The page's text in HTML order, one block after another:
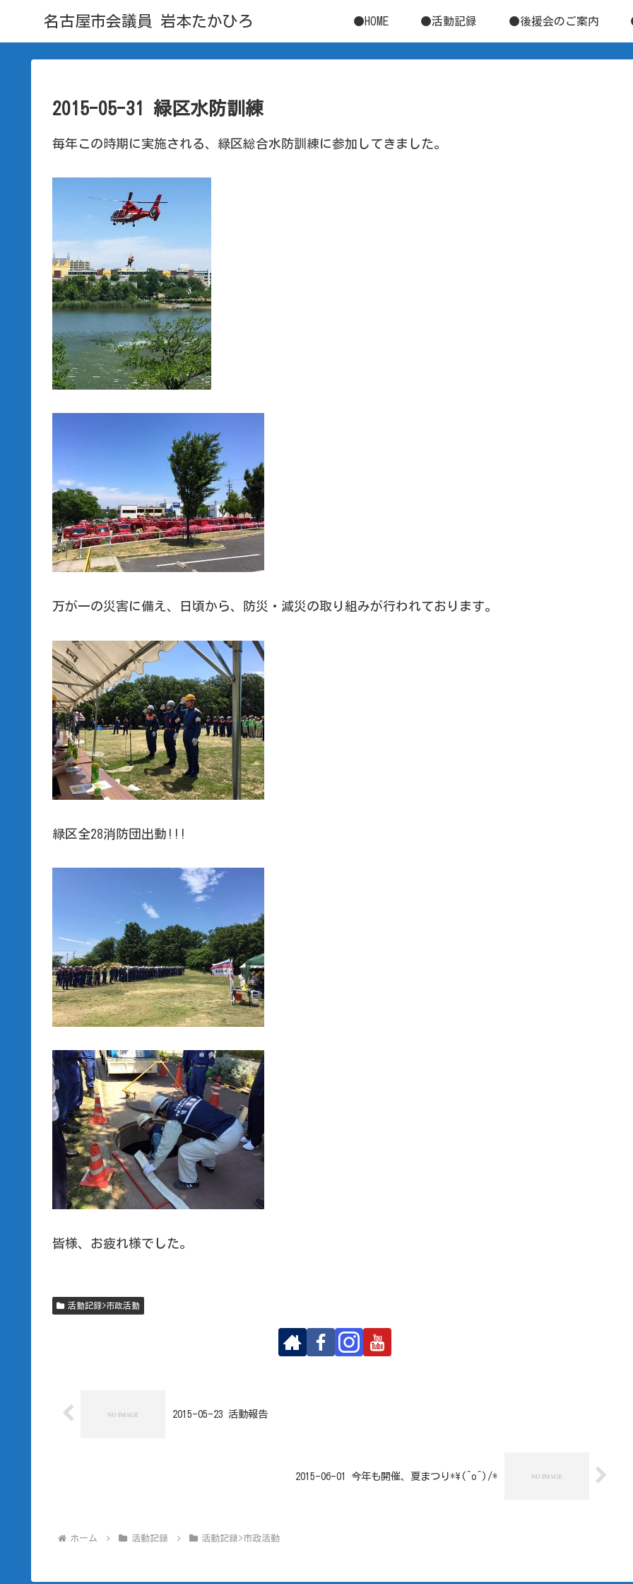
名古屋市会議員 岩本たかひろ ●HOME ●活動記録 ●後援会のご案内
2015-05-31 緑区水防訓練
毎年この時期に実施される、緑区総合水防訓練に参加してきました。
万が一の災害に備え、日頃から、防災・減災の取り組みが行われております。
緑区全28消防団出動!!!
皆様、お疲れ様でした。
活動記録>市政活動
2015-05-23 活動報告
2015-06-01 今年も開催、夏まつり*\(^o^)/*
ホーム 活動記録 活動記録>市政活動